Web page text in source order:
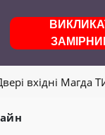
вхідні Магда